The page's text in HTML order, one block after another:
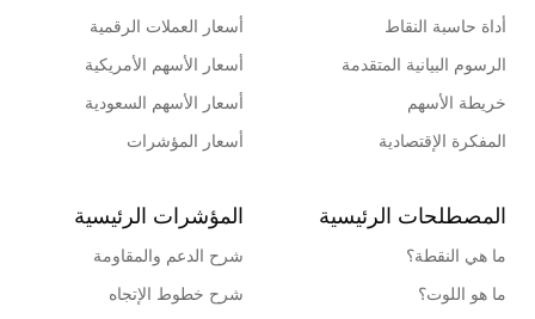
أداة حاسبة النقاط
الرسوم البيانية المتقدمة
خريطة الأسهم
المفكرة الإقتصادية
أسعار العملات الرقمية
أسعار الأسهم الأمريكية
أسعار الأسهم السعودية
أسعار المؤشرات
المصطلحات الرئيسية
ما هي النقطة؟
ما هو اللوت؟
المؤشرات الرئيسية
شرح الدعم والمقاومة
شرح خطوط الإتجاه